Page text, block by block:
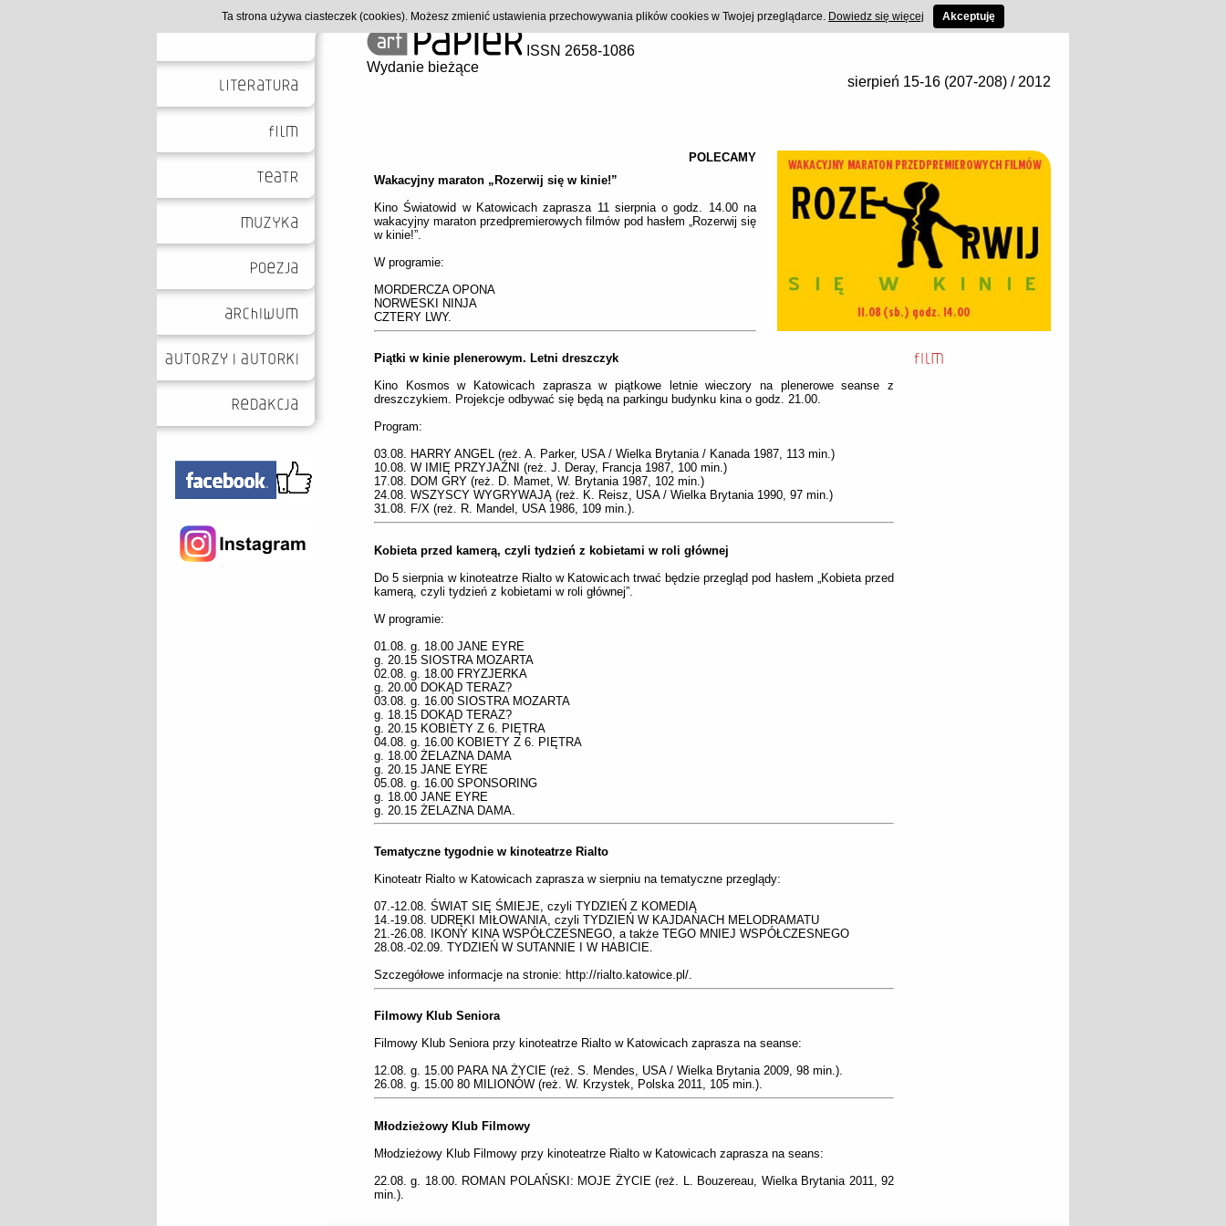
ISSN 2658-1086
Wydanie bieżące
sierpień 15-16 (207-208) / 2012
POLECAMY
Wakacyjny maraton „Rozerwij się w kinie!”
Kino Światowid w Katowicach zaprasza 11 sierpnia o godz. 14.00 na
wakacyjny maraton przedpremierowych filmów pod hasłem „Rozerwij się
w kinie!”.
W programie:
MORDERCZA OPONA
NORWESKI NINJA
CZTERY LWY.
Piątki w kinie plenerowym. Letni dreszczyk
Kino Kosmos w Katowicach zaprasza w piątkowe letnie wieczory na plenerowe seanse z
dreszczykiem. Projekcje odbywać się będą na parkingu budynku kina o godz. 21.00.
Program:
03.08. HARRY ANGEL (reż. A. Parker, USA / Wielka Brytania / Kanada 1987, 113 min.)
10.08. W IMIĘ PRZYJAŹNI (reż. J. Deray, Francja 1987, 100 min.)
17.08. DOM GRY (reż. D. Mamet, W. Brytania 1987, 102 min.)
24.08. WSZYSCY WYGRYWAJĄ (reż. K. Reisz, USA / Wielka Brytania 1990, 97 min.)
31.08. F/X (reż. R. Mandel, USA 1986, 109 min.).
Kobieta przed kamerą, czyli tydzień z kobietami w roli głównej
Do 5 sierpnia w kinoteatrze Rialto w Katowicach trwać będzie przegląd pod hasłem „Kobieta przed
kamerą, czyli tydzień z kobietami w roli głównej”.
W programie:
01.08. g. 18.00 JANE EYRE
g. 20.15 SIOSTRA MOZARTA
02.08. g. 18.00 FRYZJERKA
g. 20.00 DOKĄD TERAZ?
03.08. g. 16.00 SIOSTRA MOZARTA
g. 18.15 DOKĄD TERAZ?
g. 20.15 KOBIETY Z 6. PIĘTRA
04.08. g. 16.00 KOBIETY Z 6. PIĘTRA
g. 18.00 ŻELAZNA DAMA
g. 20.15 JANE EYRE
05.08. g. 16.00 SPONSORING
g. 18.00 JANE EYRE
g. 20.15 ŻELAZNA DAMA.
Tematyczne tygodnie w kinoteatrze Rialto
Kinoteatr Rialto w Katowicach zaprasza w sierpniu na tematyczne przeglądy:
07.-12.08. ŚWIAT SIĘ ŚMIEJE, czyli TYDZIEŃ Z KOMEDIĄ
14.-19.08. UDRĘKI MIŁOWANIA, czyli TYDZIEŃ W KAJDANACH MELODRAMATU
21.-26.08. IKONY KINA WSPÓŁCZESNEGO, a także TEGO MNIEJ WSPÓŁCZESNEGO
28.08.-02.09. TYDZIEŃ W SUTANNIE I W HABICIE.
Szczegółowe informacje na stronie: http://rialto.katowice.pl/.
Filmowy Klub Seniora
Filmowy Klub Seniora przy kinoteatrze Rialto w Katowicach zaprasza na seanse:
12.08. g. 15.00 PARA NA ŻYCIE (reż. S. Mendes, USA / Wielka Brytania 2009, 98 min.).
26.08. g. 15.00 80 MILIONÓW (reż. W. Krzystek, Polska 2011, 105 min.).
Młodzieżowy Klub Filmowy
Młodzieżowy Klub Filmowy przy kinoteatrze Rialto w Katowicach zaprasza na seans:
22.08. g. 18.00. ROMAN POLAŃSKI: MOJE ŻYCIE (reż. L. Bouzereau, Wielka Brytania 2011, 92
min.).
Ta strona używa ciasteczek (cookies). Możesz zmienić ustawienia przechowywania plików cookies w Twojej przeglądarce. Dowiedz się więcej Akceptuję